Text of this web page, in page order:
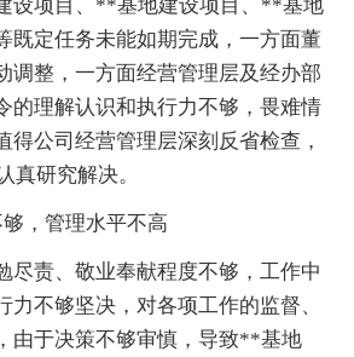
设项目、**基地建设项目、**基地
既定任务未能如期完成，一方面董
调整，一方面经营管理层及经办部
的理解认识和执行力不够，畏难情
得公司经营管理层深刻反省检查，
真研究解决。
，管理水平不高
尽责、敬业奉献程度不够，工作中
力不够坚决，对各项工作的监督、
由于决策不够审慎，导致**基地